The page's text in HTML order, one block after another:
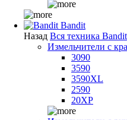
Bandit
Назад Вся техника Bandit
Измельчители с
3090
3590
3590XL
2590
20XP